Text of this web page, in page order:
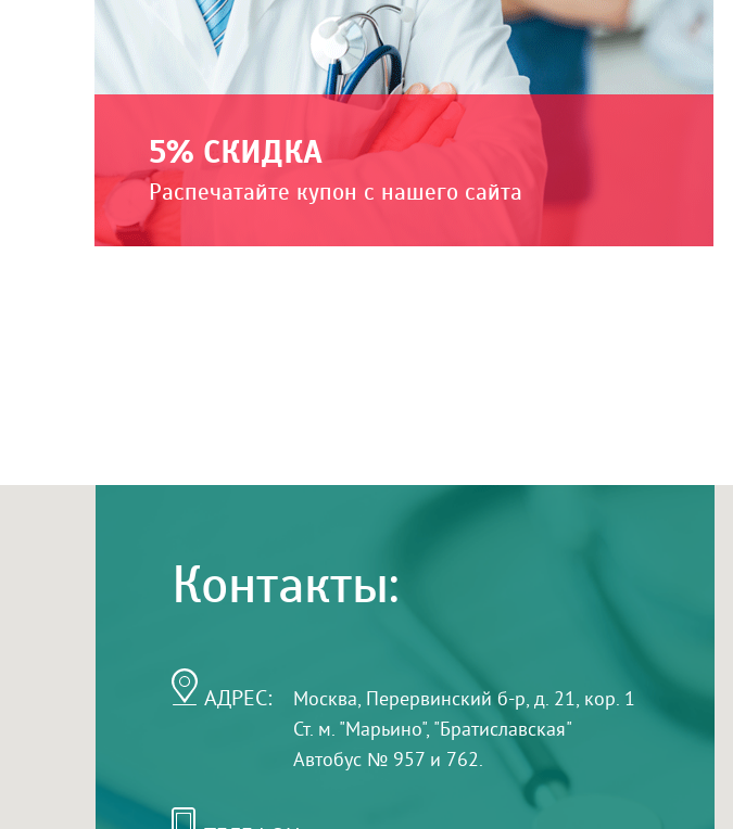
5% СКИДКА
Распечатайте купон с нашего сайта
Контакты:
АДРЕС:
Москва, Перервинский б-р, д. 21, кор. 1
Ст. м. "Марьино", "Братиславская"
Автобус № 957 и 762.